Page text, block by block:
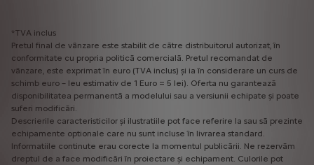
*TVA inclus
Pretul final de vânzare este stabilit de către distribuitorul autorizat, în
conformitate cu propria politică comercială. Pretul recomandat de
vânzare, este exprimat în euro (TVA inclus) și ia în considerare un curs de
schimb euro – leu estimativ de 1 Euro = 5 lei). Oferta nu garantează
disponibilitatea permanentă a modelului sau a versiunii echipate și poate
suferi modificări.
Descrierile caracteristicilor și ilustratiile pot face referire la sau să prezinte
echipamente optionale care nu sunt incluse în livrarea standard.
Informatiile continute erau corecte la momentul publicării. Ne rezervăm
dreptul de a face modificări în proiectare și echipament. Culorile pot